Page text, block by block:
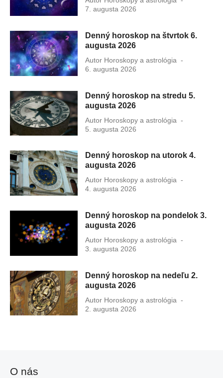
7. augusta 2026
Denný horoskop na štvrtok 6.
augusta 2026
Autor Horoskopy a astrológia
6. augusta 2026
Denný horoskop na stredu 5.
augusta 2026
Autor Horoskopy a astrológia
5. augusta 2026
Denný horoskop na utorok 4.
augusta 2026
Autor Horoskopy a astrológia
4. augusta 2026
Denný horoskop na pondelok 3.
augusta 2026
Autor Horoskopy a astrológia
3. augusta 2026
Denný horoskop na nedeľu 2.
augusta 2026
Autor Horoskopy a astrológia
2. augusta 2026
O nás